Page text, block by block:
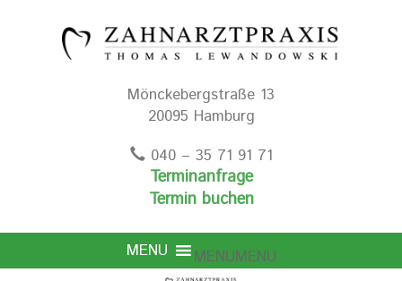
Mönckebergstraße 13
20095 Hamburg
040 – 35 71 91 71
Terminanfrage
Termin buchen
MENUMENU